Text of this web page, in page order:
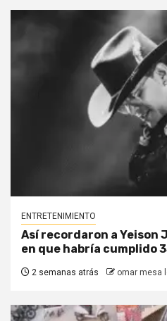
ENTRETENIMIENTO
Así recordaron a Yeison
en que habría cumplido
2 semanas atrás omar mesa